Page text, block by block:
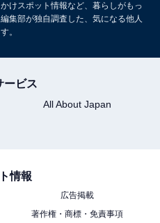
けスポット情報など、暮らしがもっ
集部が独自調査した、気になる他人
。
ービス
All About Japan
情報
広告掲載
著作権・商標・免責事項